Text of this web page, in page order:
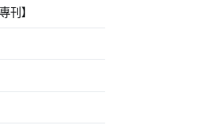
刊】